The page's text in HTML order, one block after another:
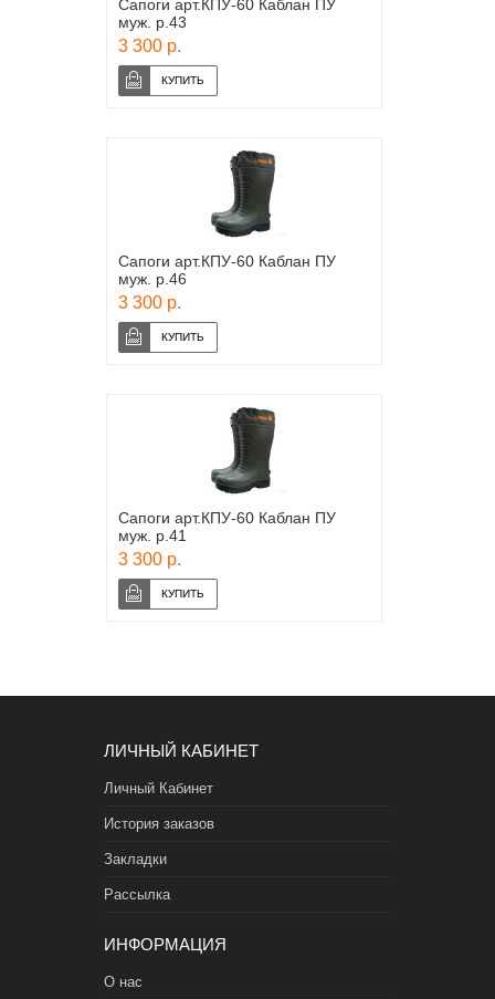
Сапоги арт.КПУ-60 Каблан ПУ
муж. р.43
3 300 р.
Сапоги арт.КПУ-60 Каблан ПУ
муж. р.46
3 300 р.
Сапоги арт.КПУ-60 Каблан ПУ
муж. р.41
3 300 р.
ЛИЧНЫЙ КАБИНЕТ
Личный Кабинет
История заказов
Закладки
Рассылка
ИНФОРМАЦИЯ
О нас